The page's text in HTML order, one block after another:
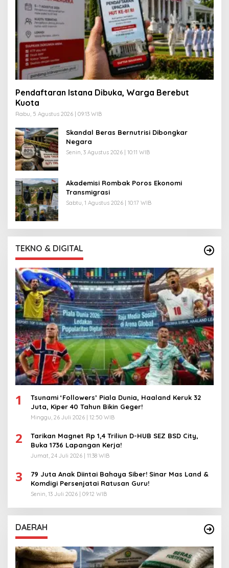
Pendaftaran Istana Dibuka, Warga Berebut
Kuota
Rabu, 5 Agustus 2026 | 09:13 WIB
Skandal Beras Bernutrisi Dibongkar
Negara
Senin, 3 Agustus 2026 | 10:11 WIB
Akademisi Rombak Poros Ekonomi
Transmigrasi
Sabtu, 1 Agustus 2026 | 10:17 WIB
TEKNO & DIGITAL
1
Tsunami ‘Followers’ Piala Dunia, Haaland Keruk 32
Juta, Kiper 40 Tahun Bikin Geger!
Minggu, 26 Juli 2026 | 12:50 WIB
2
Tarikan Magnet Rp 1,4 Triliun D-HUB SEZ BSD City,
Buka 1736 Lapangan Kerja!
Jumat, 24 Juli 2026 | 11:38 WIB
3
79 Juta Anak Diintai Bahaya Siber! Sinar Mas Land &
Komdigi Persenjatai Ratusan Guru!
Senin, 13 Juli 2026 | 09:12 WIB
DAERAH